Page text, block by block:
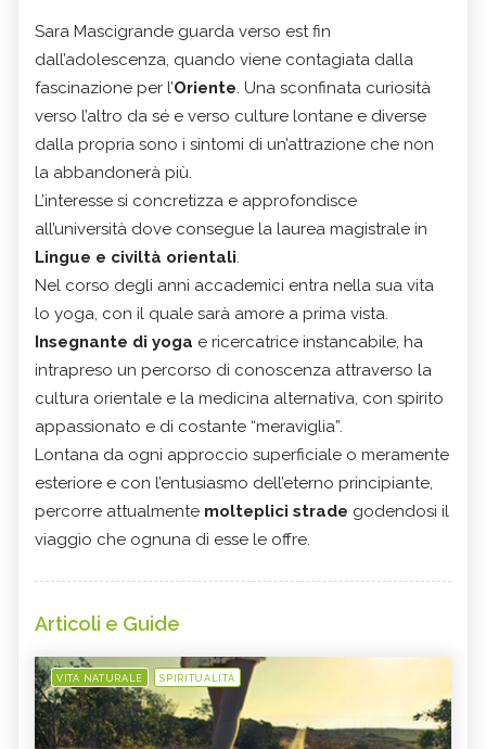
Sara Mascigrande guarda verso est fin
dall’adolescenza, quando viene contagiata dalla
fascinazione per l’Oriente. Una sconfinata curiosità
verso l’altro da sé e verso culture lontane e diverse
dalla propria sono i sintomi di un’attrazione che non
la abbandonerà più.
L’interesse si concretizza e approfondisce
all’università dove consegue la laurea magistrale in
Lingue e civiltà orientali.
Nel corso degli anni accademici entra nella sua vita
lo yoga, con il quale sarà amore a prima vista.
Insegnante di yoga e ricercatrice instancabile, ha
intrapreso un percorso di conoscenza attraverso la
cultura orientale e la medicina alternativa, con spirito
appassionato e di costante “meraviglia”.
Lontana da ogni approccio superficiale o meramente
esteriore e con l’entusiasmo dell’eterno principiante,
percorre attualmente molteplici strade godendosi il
viaggio che ognuna di esse le offre.
Articoli e Guide
VITA NATURALE SPIRITUALITÀ